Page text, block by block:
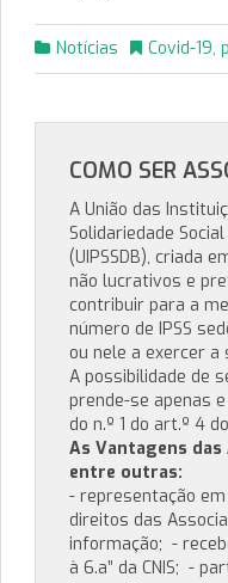
Notícias Covid-19,
COMO SER
A União das
Solidariedade
(UIPSSDB), criada
não lucrativos e
contribuir para a
número de IPSS
ou nele a exercer a
A possibilidade de
prende-se apenas
do n.º 1 do art.º 4
As Vantagens das
entre outras:
- representação
direitos das
informação; -
à 6.a” da CNIS; -